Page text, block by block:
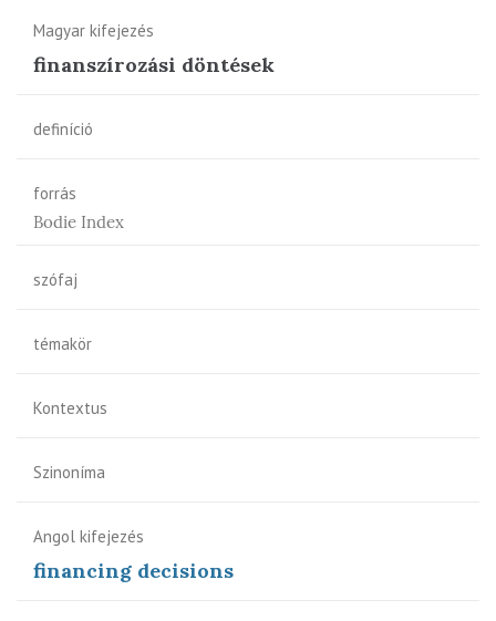
Magyar kifejezés
finanszírozási döntések
definíció
forrás
Bodie Index
szófaj
témakör
Kontextus
Szinoníma
Angol kifejezés
financing decisions